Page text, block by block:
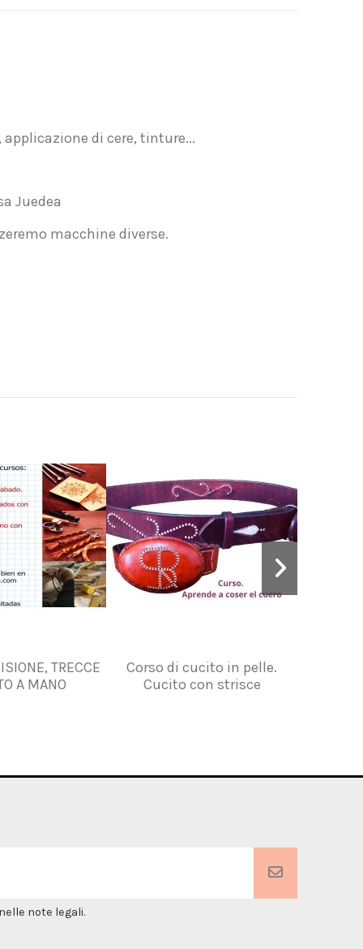
di cere, tinture...
Juedea
macchine diverse.
TRECCE
A MANO
Corso di cucito in pelle.
Cucito con strisce
note legali.